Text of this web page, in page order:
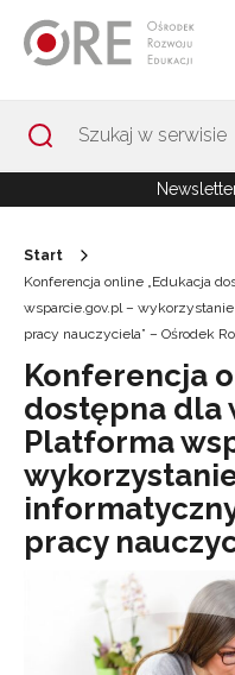
Start
Konferencja online „Edukacja
wsparcie.gov.pl –
pracy nauczyciela” – Ośrodek
Konferencja
dostępna dla
Platforma
pracy